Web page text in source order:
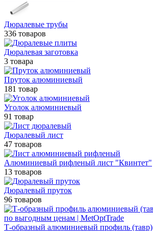
Дюралевые трубы
336 товаров
Дюралевая заготовка
3 товара
Пруток алюминиевый
181 товар
Уголок алюминиевый
91 товар
Дюралевый лист
47 товаров
Алюминиевый рифленый лист "Квинтет"
13 товаров
Дюралевый пруток
96 товаров
Т-образный алюминиевый профиль (тавр)